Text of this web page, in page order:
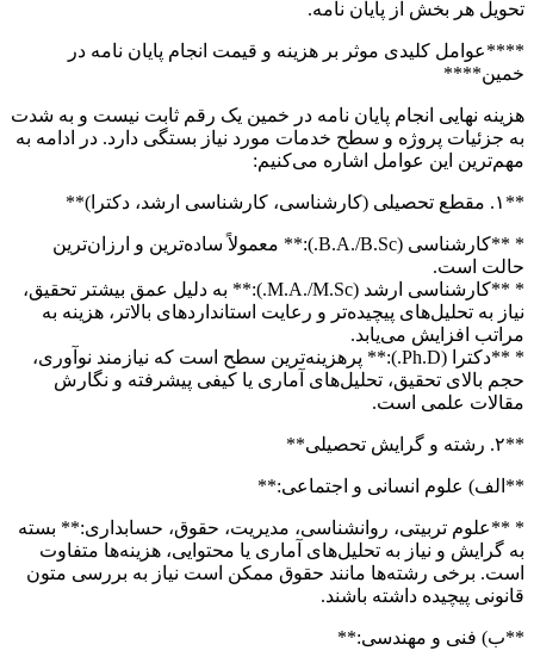
تحویل هر بخش از پایان نامه.
****عوامل کلیدی موثر بر هزینه و قیمت انجام پایان نامه در
خمین****
هزینه نهایی انجام پایان نامه در خمین یک رقم ثابت نیست و به شدت
به جزئیات پروژه و سطح خدمات مورد نیاز بستگی دارد. در ادامه به
مهم‌ترین این عوامل اشاره می‌کنیم:
**۱. مقطع تحصیلی (کارشناسی، کارشناسی ارشد، دکترا)**
* **کارشناسی (B.A./B.Sc.):** معمولاً ساده‌ترین و ارزان‌ترین
حالت است.
* **کارشناسی ارشد (M.A./M.Sc.):** به دلیل عمق بیشتر تحقیق،
نیاز به تحلیل‌های پیچیده‌تر و رعایت استانداردهای بالاتر، هزینه به
مراتب افزایش می‌یابد.
* **دکترا (Ph.D.):** پرهزینه‌ترین سطح است که نیازمند نوآوری،
حجم بالای تحقیق، تحلیل‌های آماری یا کیفی پیشرفته و نگارش
مقالات علمی است.
**۲. رشته و گرایش تحصیلی**
**الف) علوم انسانی و اجتماعی:**
* **علوم تربیتی، روانشناسی، مدیریت، حقوق، حسابداری:** بسته
به گرایش و نیاز به تحلیل‌های آماری یا محتوایی، هزینه‌ها متفاوت
است. برخی رشته‌ها مانند حقوق ممکن است نیاز به بررسی متون
قانونی پیچیده داشته باشند.
**ب) فنی و مهندسی:**